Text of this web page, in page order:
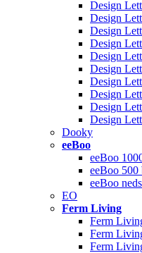
Design
Design
Design
Design
Design
Design
Design
Design
Design
Design
Dooky
eeBoo
eeBoo
eeBoo 500
eeBoo
EO
Ferm Living
Ferm
Ferm
Ferm